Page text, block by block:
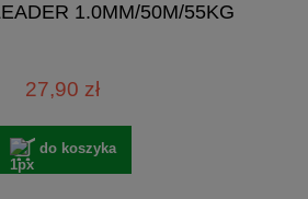
1.0MM/50M/55KG
27,90 zł
do koszyka